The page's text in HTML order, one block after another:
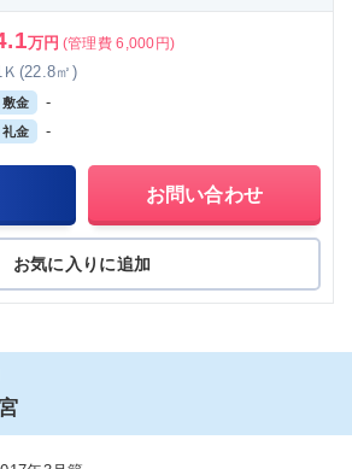
万円 (管理費 6,000円)
Ｋ(22.8㎡)
敷金 -
礼金 -
お問い合わせ
お気に入りに追加